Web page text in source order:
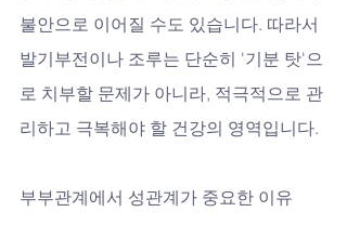
불안으로 이어질 수도 있습니다. 따라서
발기부전이나 조루는 단순히 '기분 탓'으
로 치부할 문제가 아니라, 적극적으로 관
리하고 극복해야 할 건강의 영역입니다.
부부관계에서 성관계가 중요한 이유